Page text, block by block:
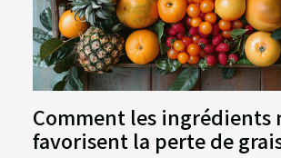
Comment les ingrédients
favorisent la perte de